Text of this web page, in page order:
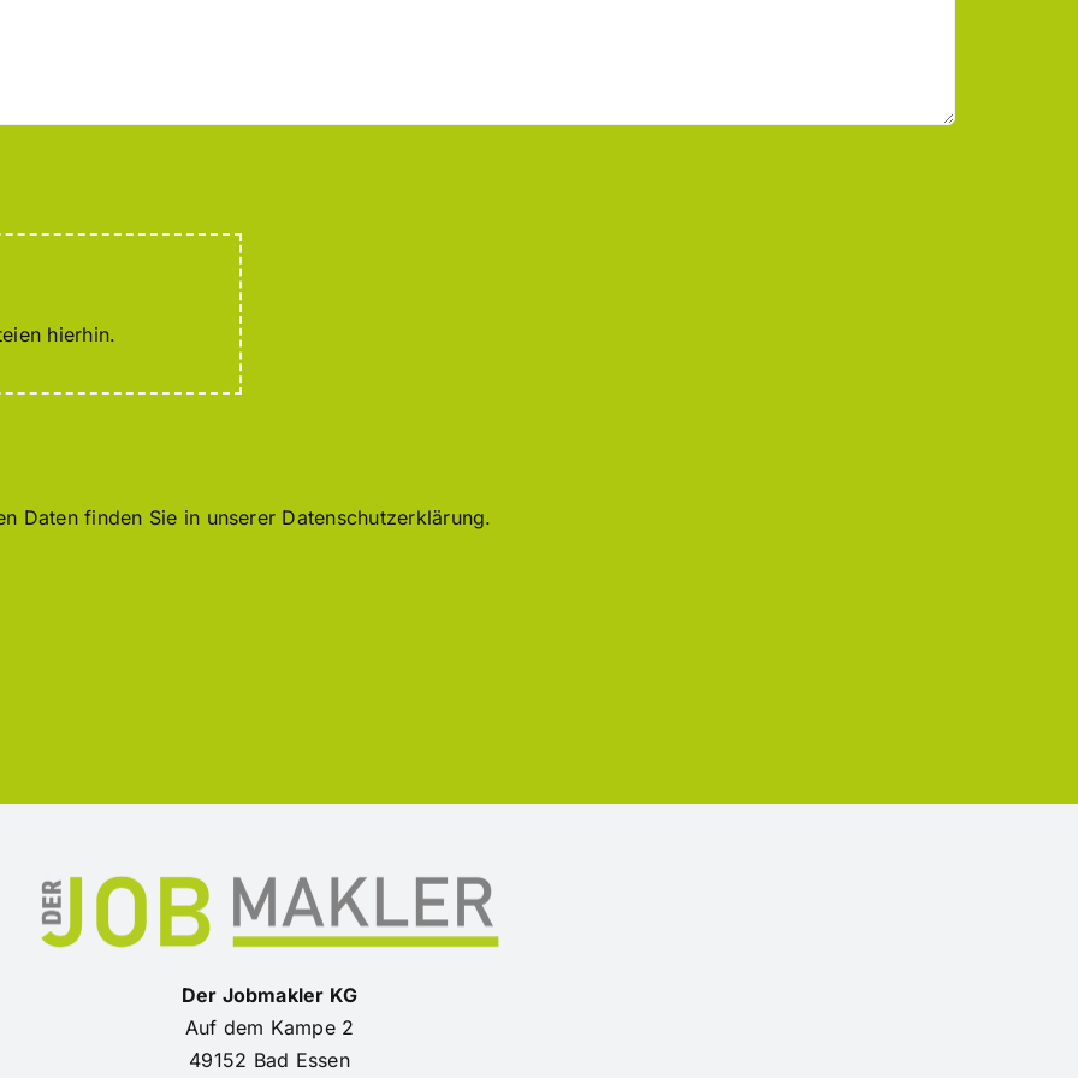
hierhin.
Daten finden Sie in unserer Datenschutzerklärung.
Der Jobmakler KG
Auf dem Kampe 2
49152 Bad Essen